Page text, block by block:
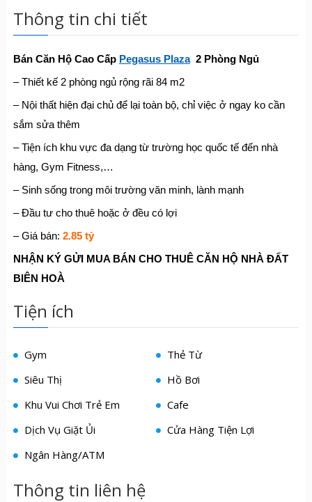
Thông tin chi tiết
Bán Căn Hộ Cao Cấp Pegasus Plaza2 Phòng Ngủ
– Thiết kế 2 phòng ngủ rộng rãi 84 m2
– Nội thất hiện đại chủ để lại toàn bộ, chỉ việc ở ngay ko cần
sắm sửa thêm
– Tiện ích khu vực đa dạng từ trường học quốc tế đến nhà
hàng, Gym Fitness,…
– Sinh sống trong môi trường văn minh, lành mạnh
– Đầu tư cho thuê hoặc ở đều có lợi
– Giá bán: 2.85 tỷ
NHẬN KÝ GỬI MUA BÁN CHO THUÊ CĂN HỘ NHÀ ĐẤT
BIÊN HOÀ
Tiện ích
Gym
Thẻ Từ
Siêu Thị
Hồ Bơi
Khu Vui Chơi Trẻ Em
Cafe
Dịch Vụ Giặt Ủi
Cửa Hàng Tiện Lợi
Ngân Hàng/ATM
Thông tin liên hệ